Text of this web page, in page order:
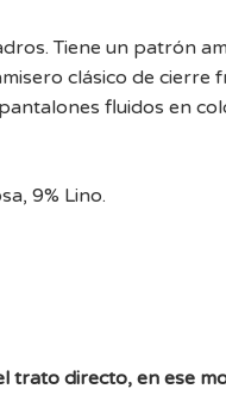
Tiene un patrón
clásico de cierre
fluidos en
9% Lino.
trato directo, en ese